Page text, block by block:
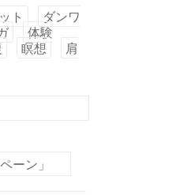
ト
ダンワ
体験
瞑想
肩
ーン」